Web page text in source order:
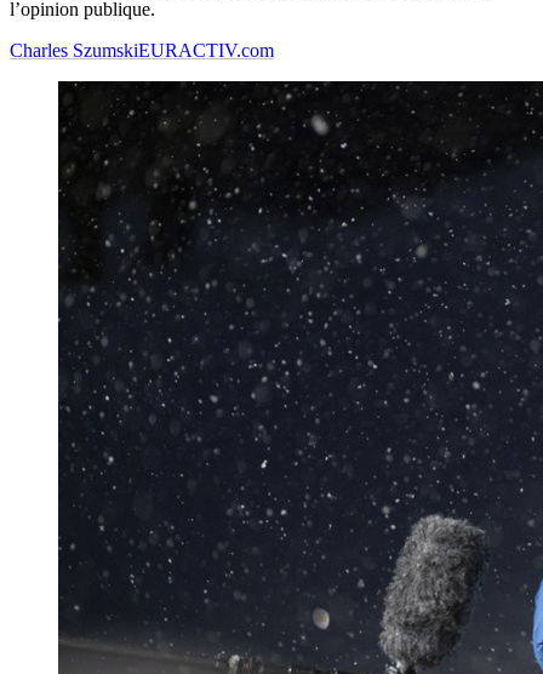
l’opinion publique.
Charles SzumskiEURACTIV.com